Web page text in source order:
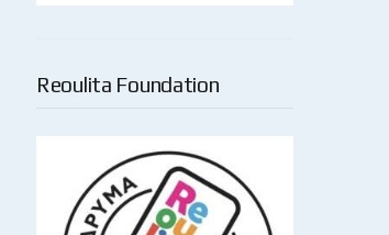
Reoulita Foundation